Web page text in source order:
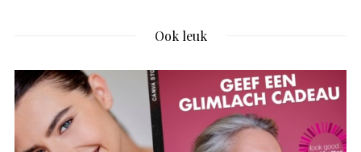
Ook leuk